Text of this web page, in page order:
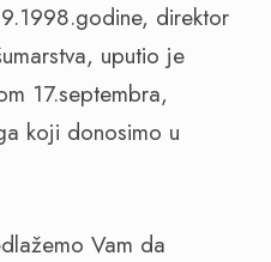
direktor
uputio je
17.septembra,
koji donosimo u
Vam da